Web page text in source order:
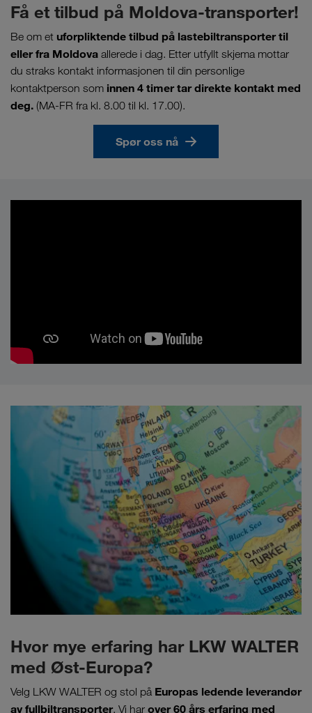
Få et tilbud på Moldova-transporter!
Be om et uforpliktende tilbud på lastebiltransporter til
eller fra Moldova allerede i dag. Etter utfyllt skjema mottar
du straks kontakt informasjonen til din personlige
kontaktperson som innen 4 timer tar direkte kontakt med
deg. (MA-FR fra kl. 8.00 til kl. 17.00).
Spør oss nå
Hvor mye erfaring har LKW WALTER
med Øst-Europa?
Velg LKW WALTER og stol på Europas ledende leverandør
av fullbiltransporter. Vi har over 60 års erfaring med